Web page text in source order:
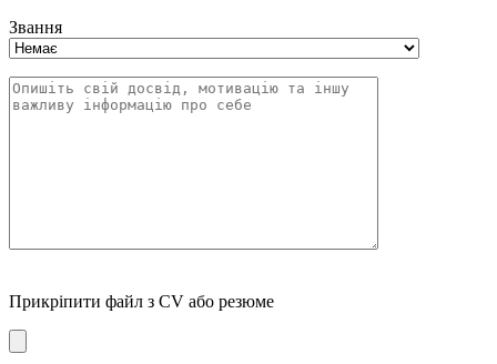
Звання
Прикріпити файл з CV або резюме